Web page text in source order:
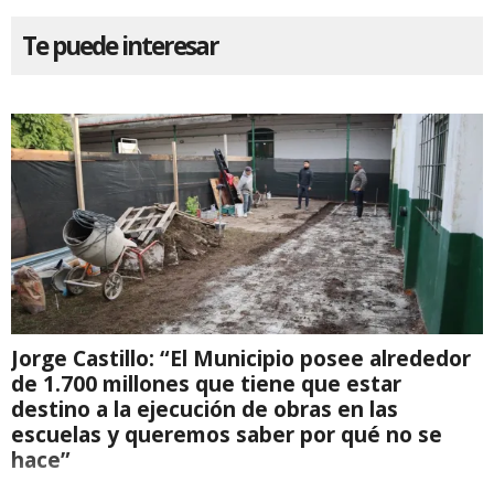
Te puede interesar
Jorge Castillo: “El Municipio posee alrededor
de 1.700 millones que tiene que estar
destino a la ejecución de obras en las
escuelas y queremos saber por qué no se
hace”